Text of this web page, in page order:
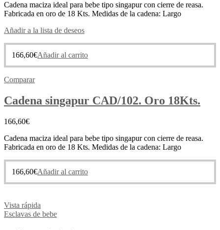
Cadena maciza ideal para bebe tipo singapur con cierre de reasa.
Fabricada en oro de 18 Kts. Medidas de la cadena: Largo
Añadir a la lista de deseos
166,60€Añadir al carrito
Comparar
Cadena singapur CAD/102. Oro 18Kts.
166,60€
Cadena maciza ideal para bebe tipo singapur con cierre de reasa.
Fabricada en oro de 18 Kts. Medidas de la cadena: Largo
166,60€Añadir al carrito
Vista rápida
Esclavas de bebe